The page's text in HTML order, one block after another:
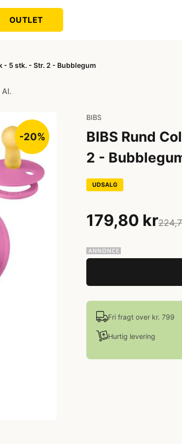
OUTLET
- 5 stk. - Str. 2 - Bubblegum
-20%
BIBS
BIBS Rund
2 -
UDSALG
179,80 kr
Fri fragt over kr. 799
Hurtig levering